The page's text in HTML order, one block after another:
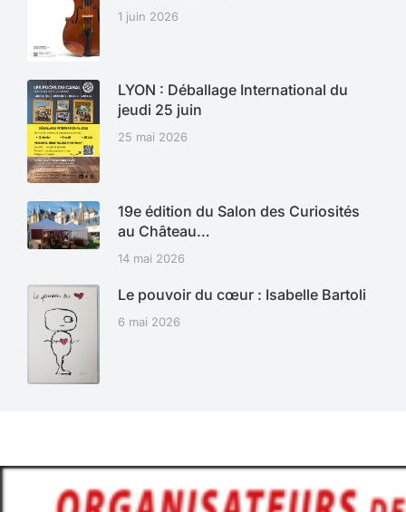
1 juin 2026
LYON : Déballage International du
jeudi 25 juin
25 mai 2026
19e édition du Salon des Curiosités
au Château…
14 mai 2026
Le pouvoir du cœur : Isabelle Bartoli
6 mai 2026